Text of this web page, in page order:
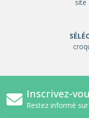
site
Inscrivez-
Restez informé